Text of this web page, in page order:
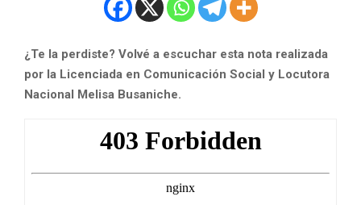
¿Te la perdiste? Volvé a escuchar esta nota realizada
por la Licenciada en Comunicación Social y Locutora
Nacional Melisa Busaniche.